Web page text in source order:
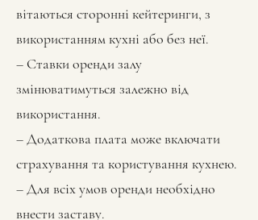
вітаються сторонні кейтеринги, з
використанням кухні або без неї.
– Ставки оренди залу
змінюватимуться залежно від
використання.
– Додаткова плата може включати
страхування та користування кухнею.
– Для всіх умов оренди необхідно
внести заставу.